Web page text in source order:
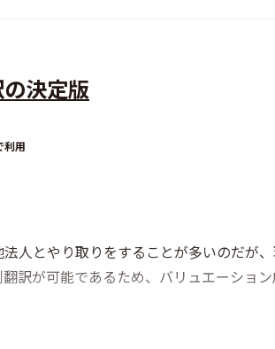
決定版
利用
人とやり取りをすることが多いのだが
訳が可能であるため、バリュエーショ